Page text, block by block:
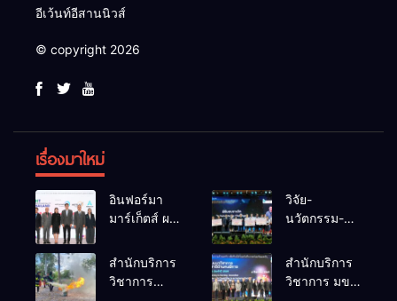
อีเว้นท์อีสานนิวส์
© copyright 2026
เรื่องมาใหม่
อินฟอร์มา
มาร์เก็ตส์ ผนึก
ธุรกิจท่อง
เที่ยว-บริการ
วิจัย-
นวัตกรรม-
คือโอกาสใหม่
ของคนพิการ
สำนักบริการ
วิชาการ
สำนักบริการ
วิชาการ มข.